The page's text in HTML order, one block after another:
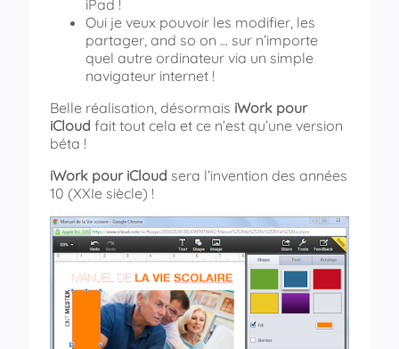
iPad !
Oui je veux pouvoir les modifier, les
partager, and so on … sur n’importe
quel autre ordinateur via un simple
navigateur internet !
Belle réalisation, désormais iWork pour
iCloud fait tout cela et ce n’est qu’une version
béta !
iWork pour iCloud sera l’invention des années
10 (XXIe siècle) !